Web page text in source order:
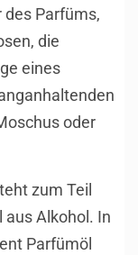
Parfüms,
die
eines
oder
zum Teil
Alkohol. In
Parfümöl